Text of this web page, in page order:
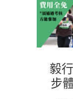
毅
步